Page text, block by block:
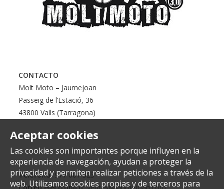
Aceptar cookies
Las cookies son importantes porque influyen en la
experiencia de navegación, ayudan a proteger la
privacidad y permiten realizar peticiones a través de la
web. Utilizamos cookies propias y de terceros para
CONTACTO
Molt Moto – Jaumejoan
Passeig de l’Estació, 36
43800 Valls (Tarragona)
Teléfono:977 601 323
Correo electrónico: ventes@jaumejoan.com